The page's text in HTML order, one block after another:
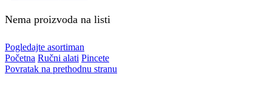
Nema proizvoda na listi
Pogledajte asortiman
Početna Ručni alati Pincete
Povratak na prethodnu stranu